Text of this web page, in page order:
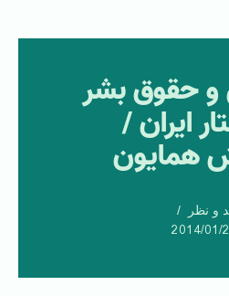
و حقوق بشر
ایران /
همایون
و نظر
2014/01/